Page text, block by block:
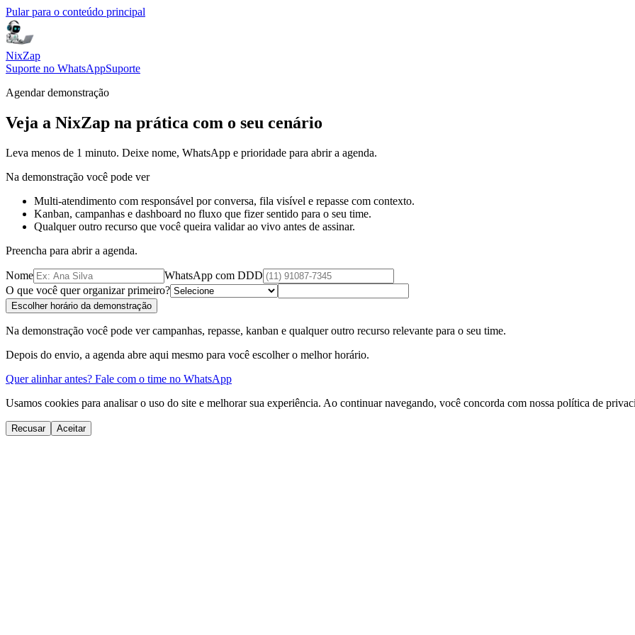
Pular para o conteúdo principal
NixZap
Suporte no WhatsAppSuporte
Agendar demonstração
Veja a NixZap na prática com o seu cenário
Leva menos de 1 minuto. Deixe nome, WhatsApp e prioridade para abrir a agenda.
Na demonstração você pode ver
Multi-atendimento com responsável por conversa, fila visível e repasse com contexto.
Kanban, campanhas e dashboard no fluxo que fizer sentido para o seu time.
Qualquer outro recurso que você queira validar ao vivo antes de assinar.
Preencha para abrir a agenda.
Nome
WhatsApp com DDD
O que você quer organizar primeiro?
Escolher horário da demonstração
Na demonstração você pode ver campanhas, repasse, kanban e qualquer outro recurso relevante para o seu time.
Depois do envio, a agenda abre aqui mesmo para você escolher o melhor horário.
Quer alinhar antes? Fale com o time no WhatsApp
Usamos cookies para analisar o uso do site e melhorar sua experiência. Ao continuar navegando, você concorda com nossa política de
Recusar Aceitar